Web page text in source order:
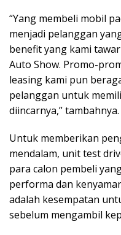
“Yang membeli mobil
menjadi pelanggan
benefit yang kami
Auto Show. Promo-
leasing kami pun
pelanggan untuk
diincarnya,” tambahnya.
Untuk memberikan
mendalam, unit test
para calon pembeli
performa dan
adalah kesempatan
sebelum mengambil